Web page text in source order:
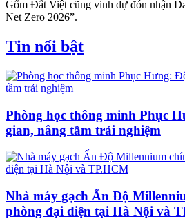
Gốm Đất Việt cũng vinh dự đón nhận
Net Zero 2026”.
Tin nổi bật
Phòng học thông minh Phục
gian, nâng tầm trải nghiệm
Nhà máy gạch Ấn Độ
phòng đại diện tại Hà Nội và